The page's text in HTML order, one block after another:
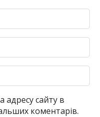
адресу сайту в
коментарів.